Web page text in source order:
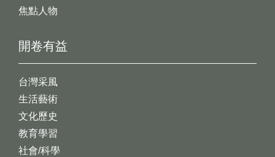
開卷有益
台灣采風
生活藝術
文化歷史
教育學習
社會/科學
焦點人物